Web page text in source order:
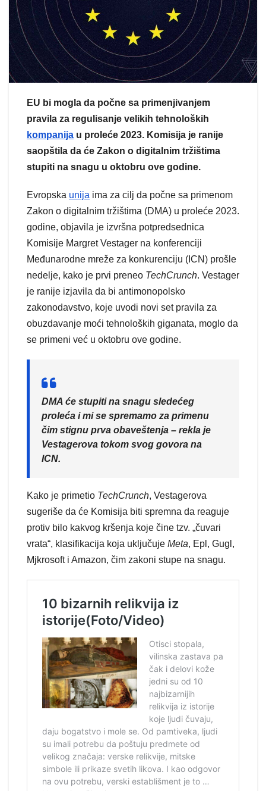
EU bi mogla da počne sa primenjivanjem
pravila za regulisanje velikih tehnoloških
kompanija u proleće 2023. Komisija je ranije
saopštila da će Zakon o digitalnim tržištima
stupiti na snagu u oktobru ove godine.
Evropska unija ima za cilj da počne sa primenom
Zakon o digitalnim tržištima (DMA) u proleće 2023.
godine, objavila je izvršna potpredsednica
Komisije Margret Vestager na konferenciji
Međunarodne mreže za konkurenciju (ICN) prošle
nedelje, kako je prvi preneo TechCrunch. Vestager
je ranije izjavila da bi antimonopolsko
zakonodavstvo, koje uvodi novi set pravila za
obuzdavanje moći tehnoloških giganata, moglo da
se primeni već u oktobru ove godine.
DMA će stupiti na snagu sledećeg
proleća i mi se spremamo za primenu
čim stignu prva obaveštenja – rekla je
Vestagerova tokom svog govora na
ICN.
Kako je primetio TechCrunch, Vestagerova
sugeriše da će Komisija biti spremna da reaguje
protiv bilo kakvog kršenja koje čine tzv. „čuvari
vrata“, klasifikacija koja uključuje Meta, Epl, Gugl,
Mjkrosoft i Amazon, čim zakoni stupe na snagu.